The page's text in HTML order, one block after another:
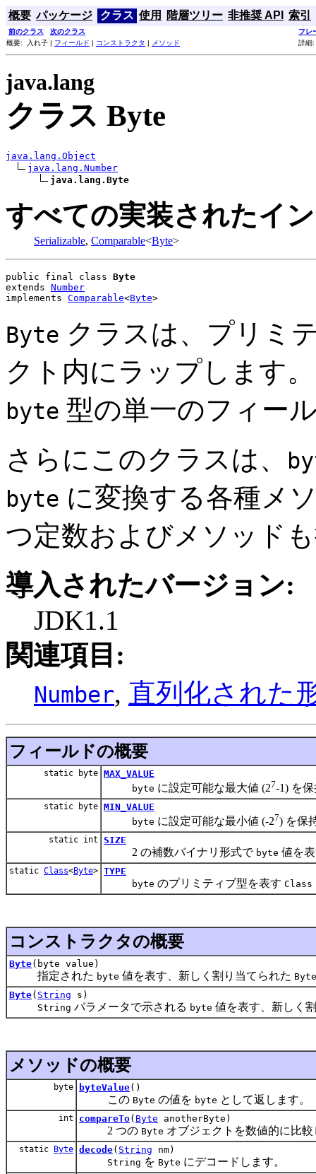
概要 パッケージ クラス 使用 階層ツリー 非推奨 API 索引
前のクラス 次のクラス
フレ
概要: 入れ子 | フィールド | コンストラクタ | メソッド 詳
java.lang
クラス Byte
java.lang.Object
java.lang.Number
java.lang.Byte
すべての実装されたイ
Serializable, Comparable<Byte>
public final class Byte
extends Number
implements Comparable<Byte>
Byte クラスは、プリミ
クト内にラップします。
byte 型の単一のフィー
さらにこのクラスは、
byte に変換する各種メ
つ定数およびメソッド
導入されたバージョン:
JDK1.1
関連項目:
Number, 直列化された
フィールドの概要
static byte MAX_VALUE
byte に設定可能な最大値 (27-1) を
static byte MIN_VALUE
byte に設定可能な最小値 (-27) を保
static int SIZE
2 の補数バイナリ形式で byte 値を
static Class<Byte> TYPE
byte のプリミティブ型を表す Class
コンストラクタの概要
Byte(byte value)
指定された byte 値を表す、新しく割り当てられた Byte
Byte( String s)
String パラメータで示される byte 値を表す、新しく
メソッドの概要
byte byteValue()
この Byte の値を byte として返します。
int compareTo( Byte anotherByte)
2 つの Byte オブジェクトを数値的に比
static Byte decode( String nm)
String を Byte にデコードします。